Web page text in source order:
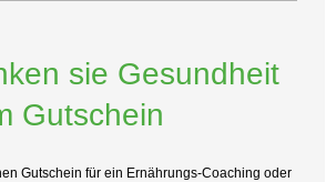
sie Gesundheit
Gutschein
Gutschein für ein Ernährungs-Coaching oder